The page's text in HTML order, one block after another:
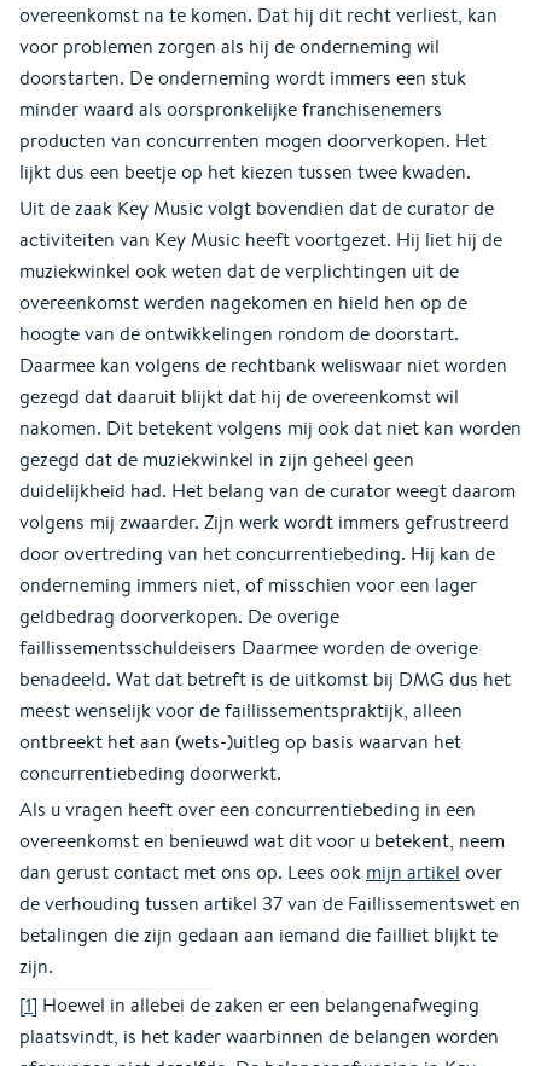
overeenkomst na te komen. Dat hij dit recht verliest, kan
voor problemen zorgen als hij de onderneming wil
doorstarten. De onderneming wordt immers een stuk
minder waard als oorspronkelijke franchisenemers
producten van concurrenten mogen doorverkopen. Het
lijkt dus een beetje op het kiezen tussen twee kwaden.
Uit de zaak Key Music volgt bovendien dat de curator de
activiteiten van Key Music heeft voortgezet. Hij liet hij de
muziekwinkel ook weten dat de verplichtingen uit de
overeenkomst werden nagekomen en hield hen op de
hoogte van de ontwikkelingen rondom de doorstart.
Daarmee kan volgens de rechtbank weliswaar niet worden
gezegd dat daaruit blijkt dat hij de overeenkomst wil
nakomen. Dit betekent volgens mij ook dat niet kan worden
gezegd dat de muziekwinkel in zijn geheel geen
duidelijkheid had. Het belang van de curator weegt daarom
volgens mij zwaarder. Zijn werk wordt immers gefrustreerd
door overtreding van het concurrentiebeding. Hij kan de
onderneming immers niet, of misschien voor een lager
geldbedrag doorverkopen. De overige
faillissementsschuldeisers Daarmee worden de overige
benadeeld. Wat dat betreft is de uitkomst bij DMG dus het
meest wenselijk voor de faillissementspraktijk, alleen
ontbreekt het aan (wets-)uitleg op basis waarvan het
concurrentiebeding doorwerkt.
Als u vragen heeft over een concurrentiebeding in een
overeenkomst en benieuwd wat dit voor u betekent, neem
dan gerust contact met ons op. Lees ook mijn artikel over
de verhouding tussen artikel 37 van de Faillissementswet en
betalingen die zijn gedaan aan iemand die failliet blijkt te
zijn.
[1] Hoewel in allebei de zaken er een belangenafweging
plaatsvindt, is het kader waarbinnen de belangen worden